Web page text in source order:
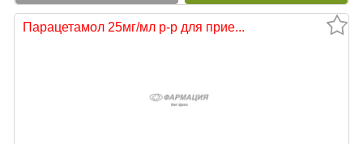
Парацетамол 25мг/мл р-р для прие...